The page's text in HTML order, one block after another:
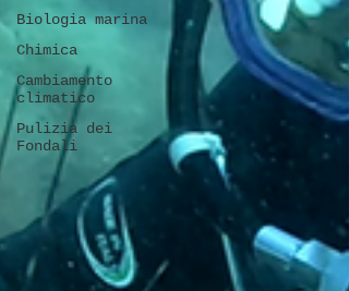
Biologia marina
Chimica
Cambiamento
climatico
Pulizia dei
Fondali